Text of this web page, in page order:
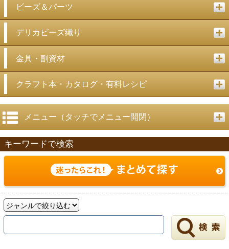
ビーズ＆パーツ
デリカビーズ織り
金具・副資材
クラフト本・カタログ・有料レシピ
メニュー（タッチでメニュー開閉）
キーワードで検索